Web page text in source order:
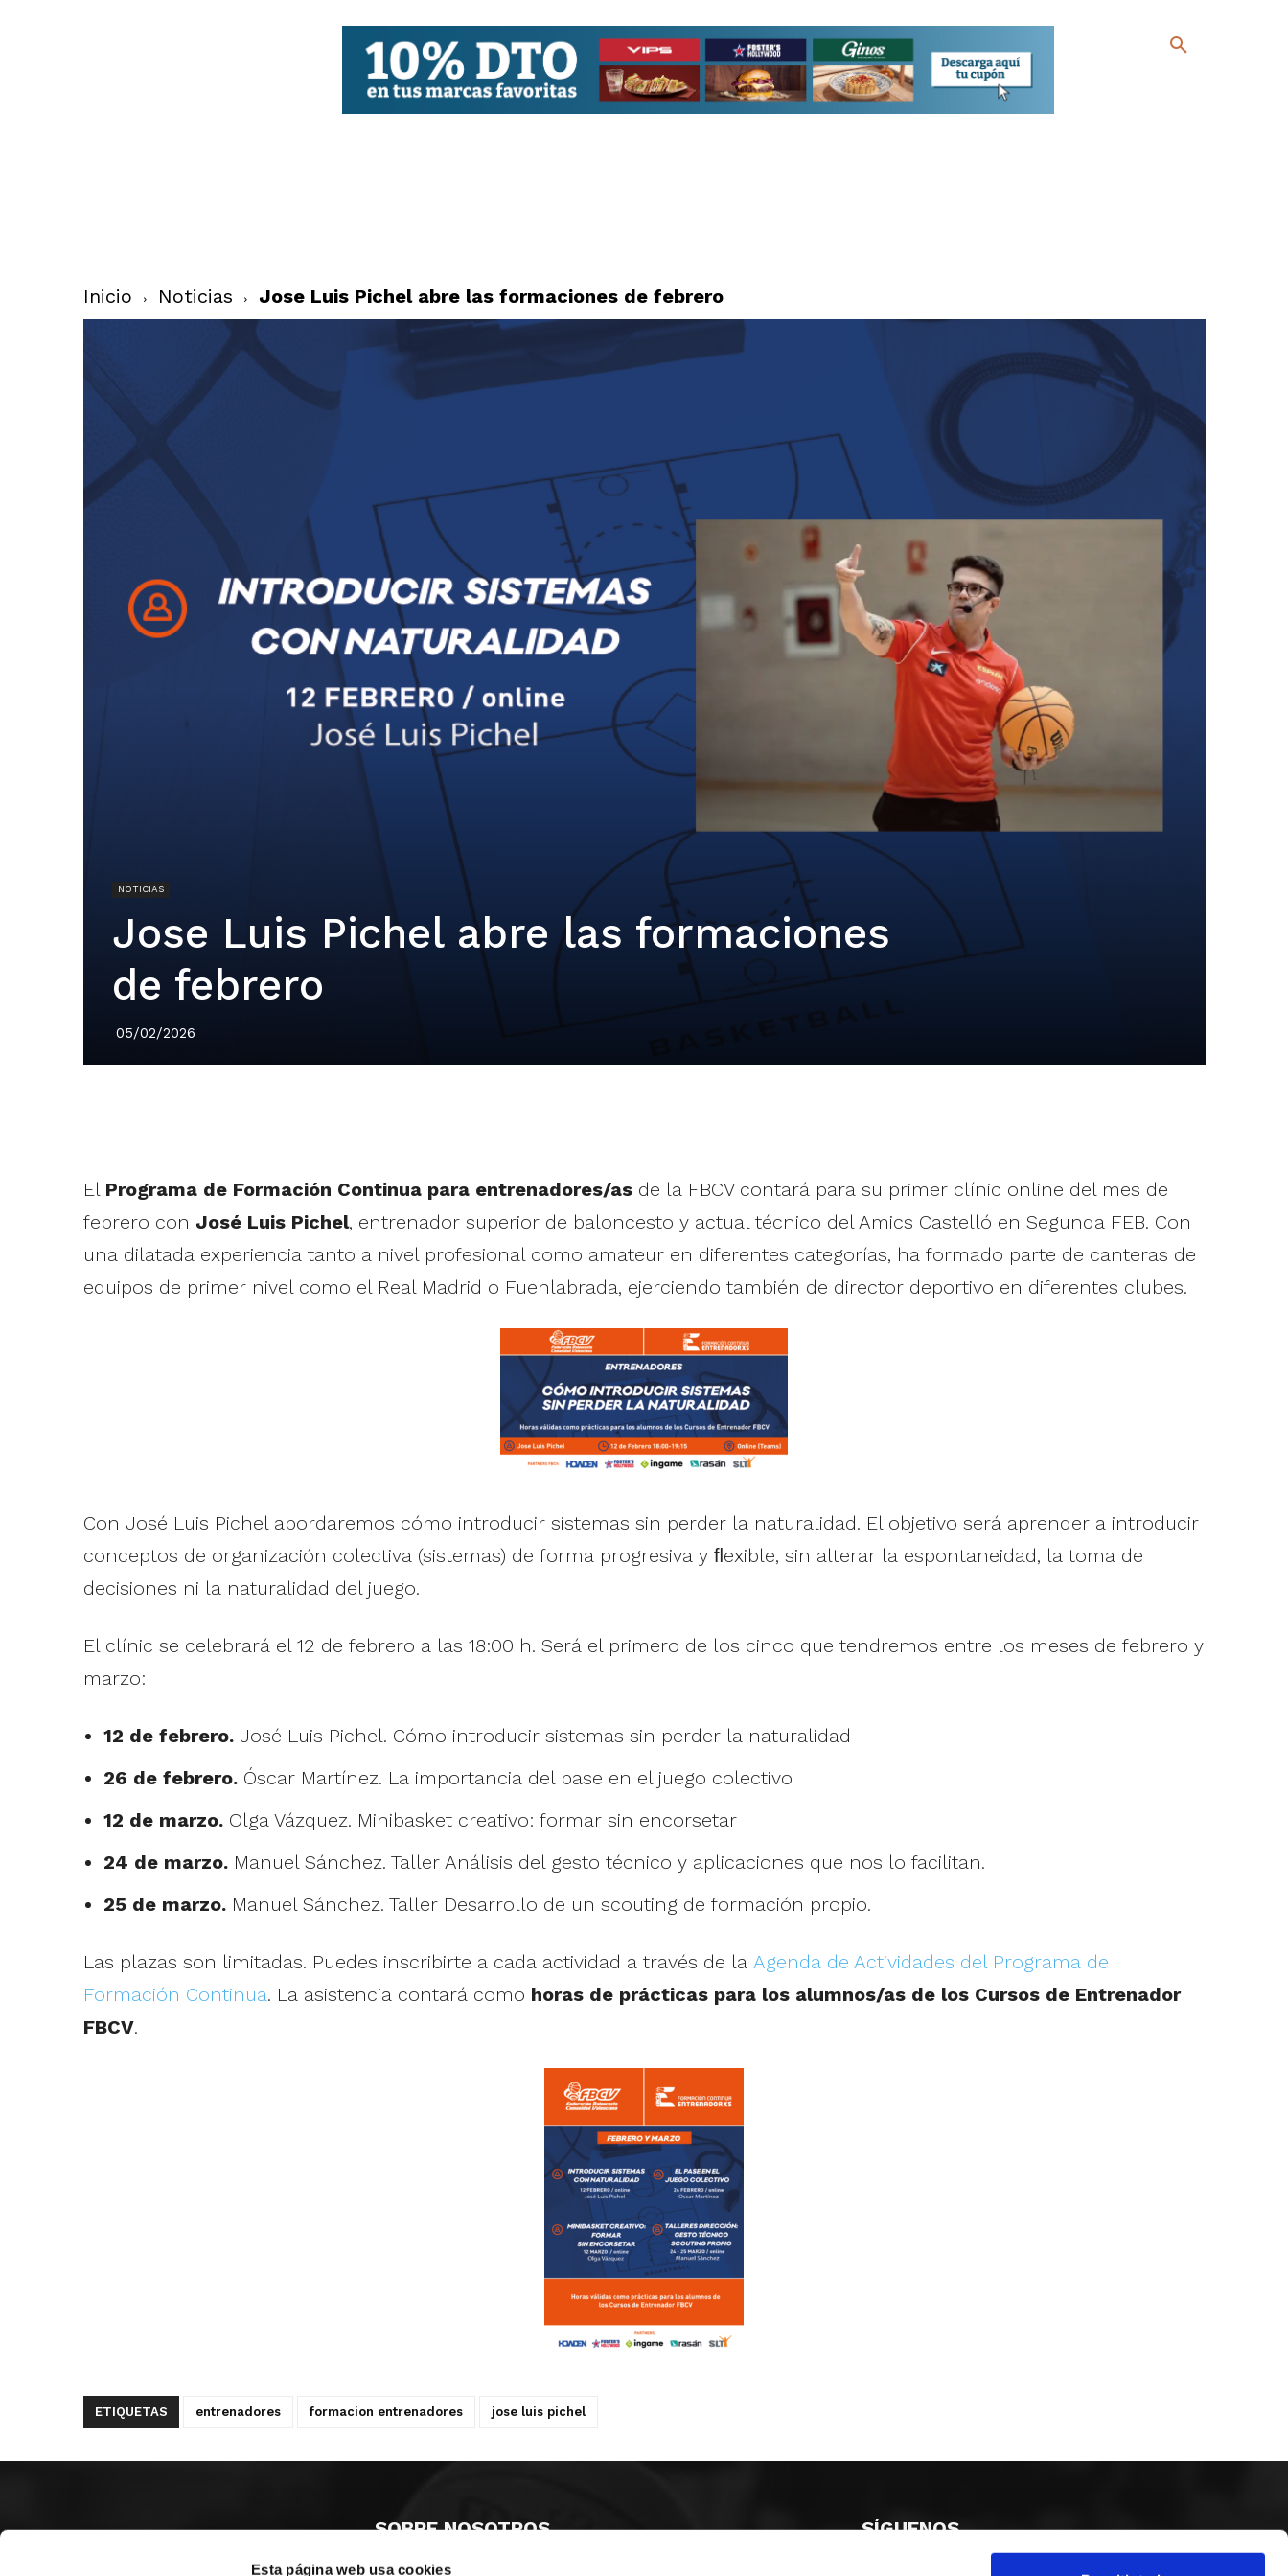
Esta página web usa cookies
Inicio Noticias Jose Luis Pichel abre las formaciones de febrero
NOTICIAS
Jose Luis Pichel abre las formaciones
de febrero
05/02/2026
El Programa de Formación Continua para entrenadores/asde la FBCV contará para su primer clínic online del mes de
febrero con José Luis Pichel, entrenador superior de baloncesto y actual técnico del Amics Castelló en Segunda FEB. Con
una dilatada experiencia tanto a nivel profesional como amateur en diferentes categorías, ha formado parte de canteras de
equipos de primer nivel como el Real Madrid o Fuenlabrada, ejerciendo también de director deportivo en diferentes clubes.
Con José Luis Pichel abordaremos cómo introducir sistemas sin perder la naturalidad. El objetivo será aprender a introducir
conceptos de organización colectiva (sistemas) de forma progresiva y ﬂexible, sin alterar la espontaneidad, la toma de
decisiones ni la naturalidad del juego.
El clínic se celebrará el 12 de febrero a las 18:00 h. Será el primero de los cinco que tendremos entre los meses de febrero y
marzo:
12 de febrero.José Luis Pichel. Cómo introducir sistemas sin perder la naturalidad
26 de febrero.Óscar Martínez. La importancia del pase en el juego colectivo
12 de marzo.Olga Vázquez. Minibasket creativo: formar sin encorsetar
24 de marzo.Manuel Sánchez. Taller Análisis del gesto técnico y aplicaciones que nos lo facilitan.
25 de marzo.Manuel Sánchez. Taller Desarrollo de un scouting de formación propio.
Las plazas son limitadas. Puedes inscribirte a cada actividad a través de la Agenda de Actividades del Programa de
Formación Continua. La asistencia contará como horas de prácticas para los alumnos/as de los Cursos de Entrenador
FBCV.
ETIQUETAS entrenadores formacion entrenadores jose luis pichel
SOBRE NOSOTROS SÍGUENOS